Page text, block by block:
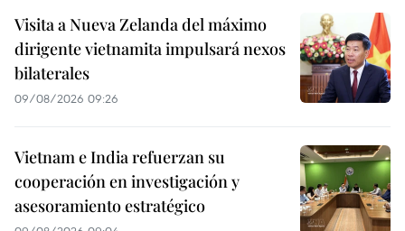
Visita a Nueva Zelanda del máximo
dirigente vietnamita impulsará nexos
bilaterales
09/08/2026 09:26
Vietnam e India refuerzan su
cooperación en investigación y
asesoramiento estratégico